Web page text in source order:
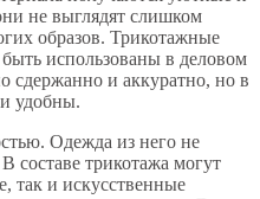
не выглядят слишком
образов. Трикотажные
использованы в деловом
сдержанно и аккуратно, но в
удобны.
Одежда из него не
составе трикотажа могут
так и искусственные